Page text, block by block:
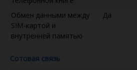
Обмен данными между
SIM-картой и
внутренней памятью
Да
Сотовая связь